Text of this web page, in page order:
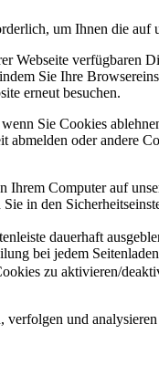
um Ihnen die auf
Webseite verfügbaren
Sie Ihre
erneut besuchen.
Sie Cookies
abmelden oder andere
Ihrem Computer auf
in den
dauerhaft
bei jedem
zu aktivieren/
verfolgen und